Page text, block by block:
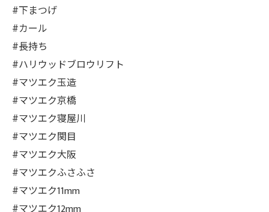
#下まつげ
#カール
#長持ち
#ハリウッドブロウリフト
#マツエク玉造
#マツエク京橋
#マツエク寝屋川
#マツエク関目
#マツエク大阪
#マツエクふさふさ
#マツエク11mm